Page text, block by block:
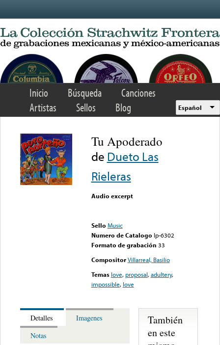
Inicio Búsqueda
Canciones
Artistas
Sellos Blog Español
Tu Apoderado
de Dueto Las
Rieleras
Audio excerpt
Sello Music
Numero de Catalogo lp-6302
Formato de grabación 33
Compositor Villarreal, Basilio
Temas love, proposal,adultery,
impossible, love
Detalles
Imagenes
Notas
También
en este